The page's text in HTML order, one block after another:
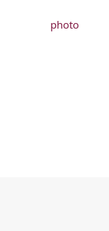
photo